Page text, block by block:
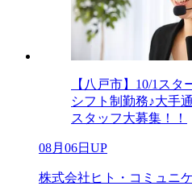
【八戸市】10/1ス
シフト制勤務♪大手
スタッフ大募集！！
08月06日UP
株式会社ヒト・コミュニ